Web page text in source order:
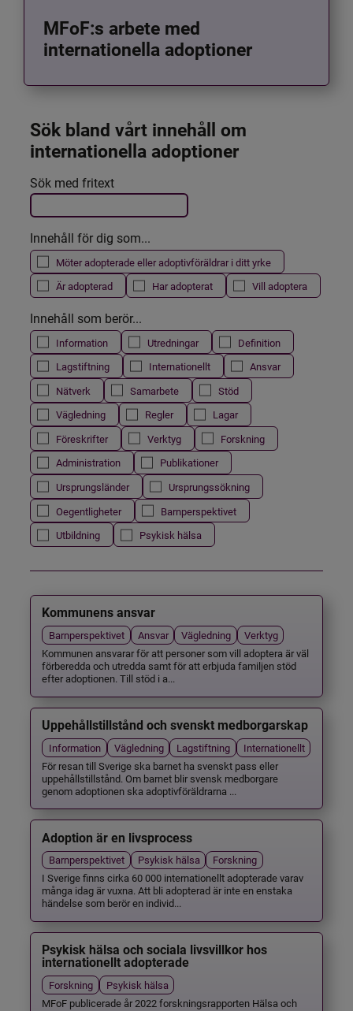
MFoF:s arbete med
internationella adoptioner
Sök bland vårt innehåll om
internationella adoptioner
Filtrera resultatet
Det här formuläret postas automatiskt
Sök med fritext
Innehåll för dig som...
Möter adopterade eller adoptivföräldrar i ditt yrke
Är adopterad
Har adopterat Vill adoptera
Innehåll som berör...
Information Utredningar
Definition
Lagstiftning
Internationellt
Ansvar
Nätverk
Samarbete
Stöd
Vägledning
Regler
Lagar
Föreskrifter
Verktyg
Forskning
Administration
Publikationer
Ursprungsländer
Ursprungssökning
Oegentligheter
Barnperspektivet
Utbildning
Psykisk hälsa
Kommunens ansvar
Barnperspektivet Ansvar Vägledning
Verktyg
Kommunen ansvarar för att personer som vill adoptera är väl
förberedda och utredda samt för att erbjuda familjen stöd
efter adoptionen. Till stöd i a...
Uppehållstillstånd och svenskt medborgarskap
Information Vägledning Lagstiftning
Internationellt
För resan till Sverige ska barnet ha svenskt pass eller
uppehållstillstånd. Om barnet blir svensk medborgare
genom adoptionen ska adoptivföräldrarna ...
Adoption är en livsprocess
Barnperspektivet Psykisk hälsa
Forskning
I Sverige finns cirka 60 000 internationellt adopterade varav
många idag är vuxna. Att bli adopterad är inte en enstaka
händelse som berör en individ...
Psykisk hälsa och sociala livsvillkor hos
internationellt adopterade
Forskning
Psykisk hälsa
MFoF publicerade år 2022 forskningsrapporten Hälsa och